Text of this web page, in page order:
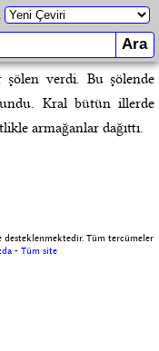
verdi. Bu şölende
Kral bütün illerde
armağanlar dağıttı.
desteklenmektedir. Tüm tercümeler
-Tüm site